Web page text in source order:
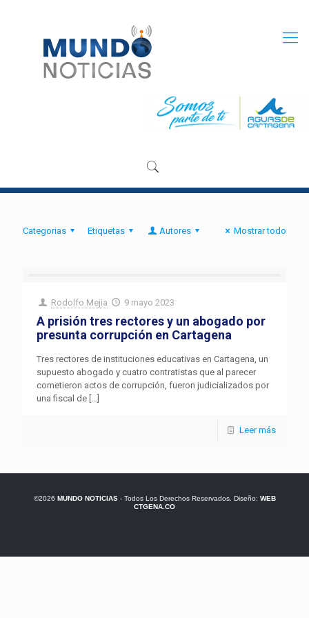
Categorias Etiquetas Autores Mostrar todo
Rodolfo Mejia 9 mayo 2023
A prisión tres rectores y un abogado por
presunta corrupción en Cartagena
Tres rectores de instituciones educativas en Cartagena, un
supuesto abogado y cuatro contratistas que al parecer
cometieron actos de corrupción, fueron judicializados por
una fiscal de […]
Leer más
©2026 MUNDO NOTICIAS- Todos Los Derechos Reservados. Diseño: WEB
CTGENA.CO